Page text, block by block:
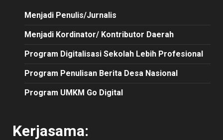
Menjadi Penulis/Jurnalis
Menjadi Kordinator/ Kontributor Daerah
Program Digitalisasi Sekolah Lebih Profesional
Program Penulisan Berita Desa Nasional
Program UMKM Go Digital
Kerjasama: